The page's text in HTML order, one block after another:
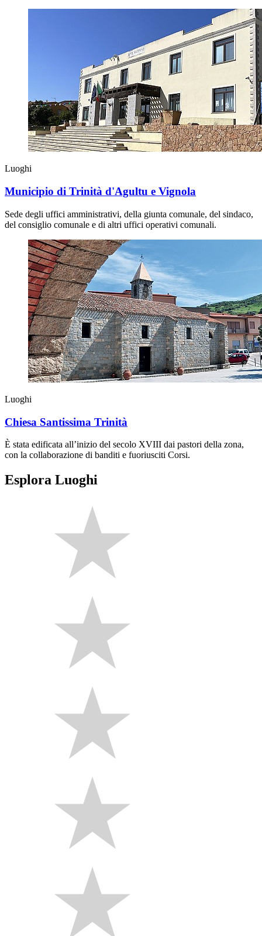
Luoghi
Municipio di Trinità d'Agultu e Vignola
Sede degli uffici amministrativi, della giunta comunale, del sindaco,
del consiglio comunale e di altri uffici operativi comunali.
Luoghi
Chiesa Santissima Trinità
È stata edificata all’inizio del secolo XVIII dai pastori della zona,
con la collaborazione di banditi e fuoriusciti Corsi.
Esplora Luoghi